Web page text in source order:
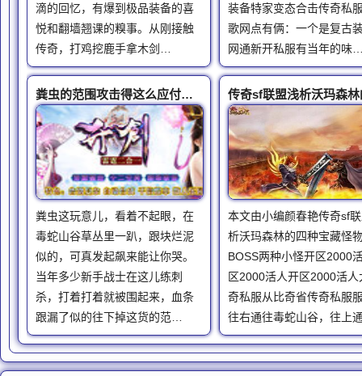
滴的回忆，有爆到极品装备的喜
悦和翻墙翘课的糗事。从刚接触
传奇，打鸡挖鹿手拿木剑…
装备特家变态合击传奇私
歌网点有俩：一个是复古
网通新开私服有当年的味
粪虫的范围攻击得这么应付老玩家教你躲伤害的实用套路
粪虫这玩意儿，看着不起眼，在
毒蛇山谷草丛里一趴，跟块烂泥
似的，可真发起飙来能让你哭。
当年多少新手战士在这儿练刺
杀，打着打着就被围起来，血条
跟漏了似的往下掉这货的范…
本文由小编颜春艳传奇sf
析沃玛森林的四种宝藏怪
BOSS两种小怪开区2000
区2000活人开区2000活人
奇私服从比奇省传奇私服
往右通往毒蛇山谷，往上